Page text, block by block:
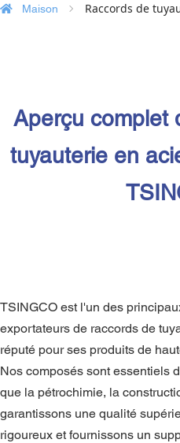
Maison Raccords de
Aperçu complet
tuyauterie en
TSINGCO est l'un des
exportateurs de raccords de
réputé pour ses produits de
Nos composés sont essentiels
que la pétrochimie, la
garantissons une qualité
rigoureux et fournissons un